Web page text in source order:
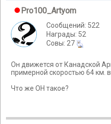
Pro100_Artyom
Сообщений: 522
Награды: 52
Cовы: 27
Он движется от Канадской
примерной скоростью 64 км. в
Что же ОН такое?